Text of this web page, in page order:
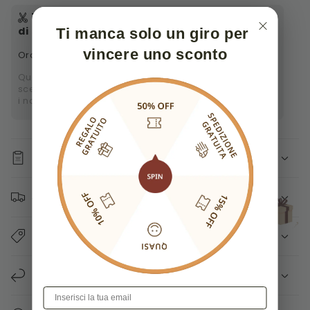
Ti manca solo un giro per
vincere uno sconto
Tempo di sartoria
di spedizione: 5-8 giorni
Ordina oggi, prendiloagosto. 24 - agosto. 31
Questo vestito è fatto su ordinazione. Sia che tu
scelga una taglia standard o misure personalizzate,
i nostri sarti realizzano ogni vestito su ordinazione.
DESCRIZIONE
SPEDIZIONE RAPIDA
PAGAMENTO SICURO